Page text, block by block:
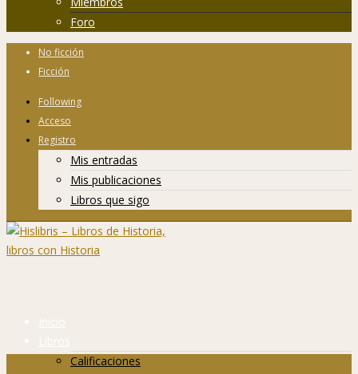
Foro
No ficción
Ficción
Following
Acceso
Registro
Mis entradas
Mis publicaciones
Libros que sigo
Inicio
Libros
Calificaciones